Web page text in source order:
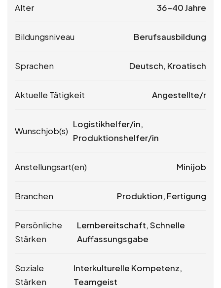
Alter 36-40 Jahre
Bildungsniveau Berufsausbildung
Sprachen Deutsch, Kroatisch
Aktuelle Tätigkeit Angestellte/r
Wunschjob(s)
Logistikhelfer/in,
Produktionshelfer/in
Anstellungsart(en) Minijob
Branchen Produktion, Fertigung
Persönliche
Stärken
Lernbereitschaft, Schnelle
Auffassungsgabe
Soziale
Stärken
Interkulturelle Kompetenz,
Teamgeist